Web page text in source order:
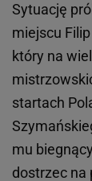
Sytuację
miejscu
który na
startach
mu
dostrzec na